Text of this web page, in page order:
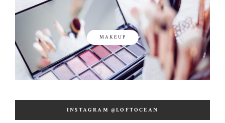
MAKEUP
INSTAGRAM @LOFTOCEAN